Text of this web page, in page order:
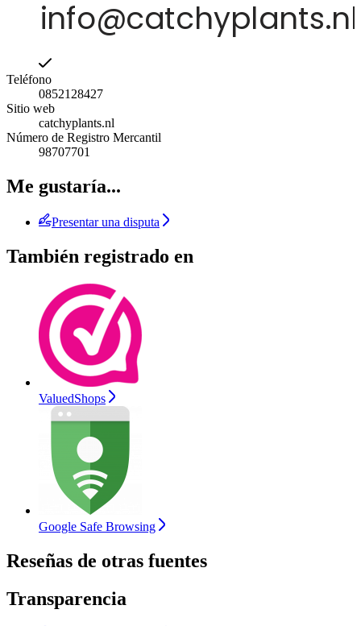
Teléfono
0852128427
Sitio web
catchyplants.nl
Número de Registro Mercantil
98707701
Me gustaría...
Presentar una disputa
También registrado en
ValuedShops
Google Safe Browsing
Reseñas de otras fuentes
Transparencia